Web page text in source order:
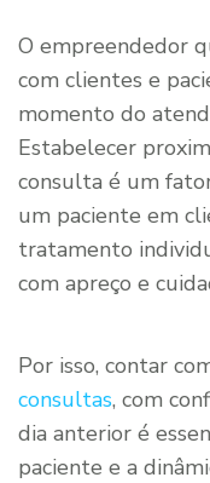
O empreendedor
com clientes e
momento do
Estabelecer
consulta é um
um paciente em
tratamento
com apreço e
Por isso, contar
consultas, com
dia anterior é
paciente e a